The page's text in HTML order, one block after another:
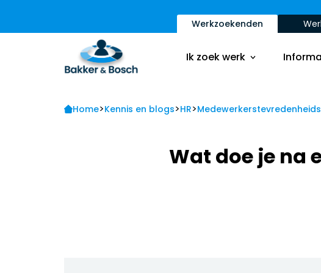
Werkzoekenden
Ik zoek werk
Vacatures
Sollicitatietips
Onze
Onze
Vacatures
Inschrijfformulier
Onze
Home>Kennis en blogs>HR>
Wat doe je na